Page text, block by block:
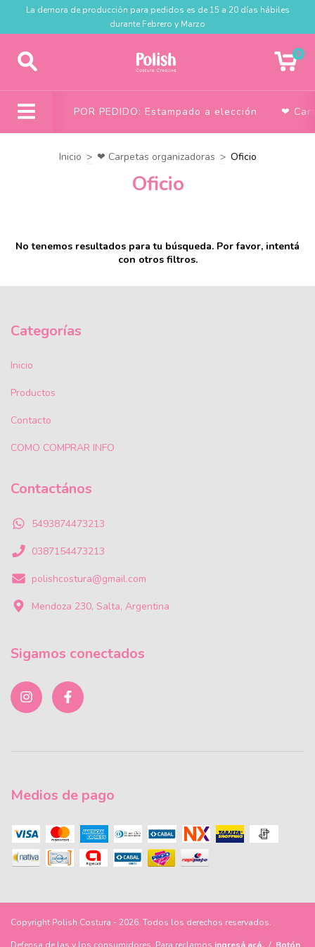
La demora de producción para pedidos es de 15 a 20 días hábiles
durante Febrero y Marzo
0
POR PEDIDO: Estampado a elección ❤
Inicio > ❤ Carpetas organizadoras > Oficio
Oficio
No tenemos resultados para tu búsqueda. Por favor, intentá
con otros filtros.
Categorías
Inicio
Productos
Contacto
COMO COMPRAR INFO
Contactános
5493874473213
0387154473213
polishcostura@gmail.com
Mendoza 230, Salta, Argentina
Sigamos conectados
Medios de pago
Copyright Polish Costura - 2026. Todos los derechos reservados.